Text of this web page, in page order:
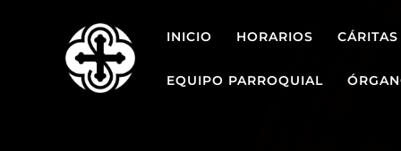
contenido
INICIO HORARIOS CÁRITAS
EQUIPO PARROQUIAL